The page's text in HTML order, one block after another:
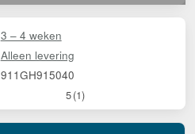
3 – 4 weken
Alleen levering
911GH915040
5(1)